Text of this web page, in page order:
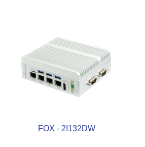
FOX - 2I132DW